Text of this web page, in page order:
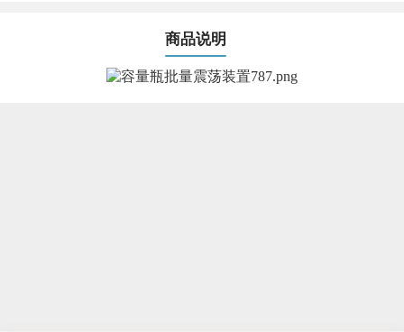
商品说明